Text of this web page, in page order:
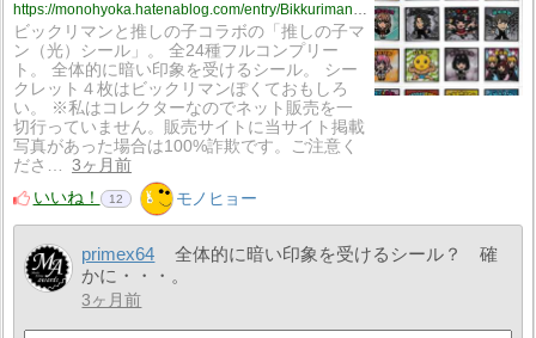
https://monohyoka.hatenablog.com/entry/Bikkuriman_Sticker%3A_Oshinokoman_%28Light%29?utm_source=feed
ビックリマンと推しの子コラボの「推しの子マ
ン（光）シール」。 全24種フルコンプリー
ト。 全体的に暗い印象を受けるシール。 シー
クレット４枚はビックリマンぽくておもしろ
い。 ※私はコレクターなのでネット販売を一
切行っていません。販売サイトに当サイト掲載
写真があった場合は100%詐欺です。ご注意く
ださ…
3ヶ月前
いいね！
12 モノヒョー
primex64
全体的に暗い印象を受けるシール？ 確
かに・・・。
3ヶ月前